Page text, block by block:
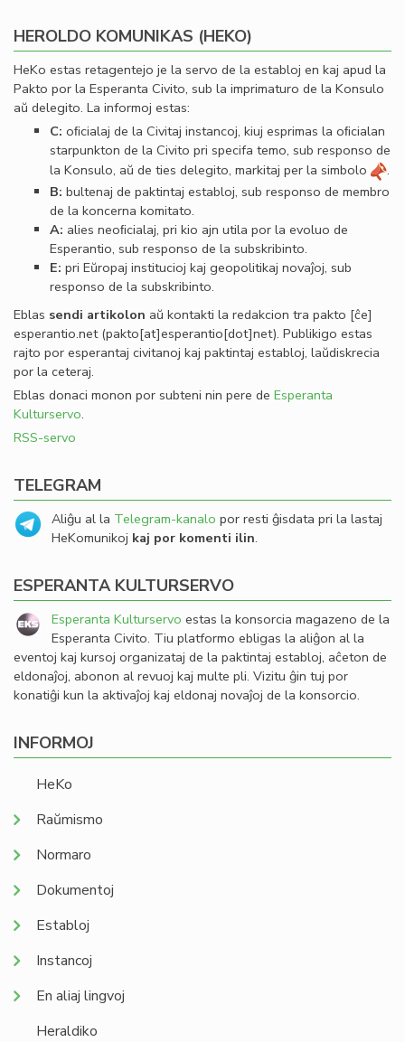
HEROLDO KOMUNIKAS (HEKO)
HeKo estas retagentejo je la servo de la establoj en kaj apud la
Pakto por la Esperanta Civito, sub la imprimaturo de la Konsulo
aŭ delegito. La informoj estas:
C: oﬁcialaj de la Civitaj instancoj, kiuj esprimas la oﬁcialan
starpunkton de la Civito pri specifa temo, sub responso de
la Konsulo, aŭ de ties delegito, markitaj per la simbolo
.
B: bultenaj de paktintaj establoj, sub responso de membro
de la koncerna komitato.
A: alies neoﬁcialaj, pri kio ajn utila por la evoluo de
Esperantio, sub responso de la subskribinto.
E: pri Eŭropaj institucioj kaj geopolitikaj novaĵoj, sub
responso de la subskribinto.
Eblas sendi artikolon aŭ kontakti la redakcion tra pakto [ĉe]
esperantio.net(pakto[at]esperantio[dot]net). Publikigo estas
rajto por esperantaj civitanoj kaj paktintaj establoj, laŭdiskrecia
por la ceteraj.
Eblas donaci monon por subteni nin pere de Esperanta
Kulturservo.
RSS-servo
TELEGRAM
Aliĝu al la Telegram-kanalo por resti ĝisdata pri la lastaj
HeKomunikoj kaj por komenti ilin.
ESPERANTA KULTURSERVO
Esperanta Kulturservo estas la konsorcia magazeno de la
Esperanta Civito. Tiu platformo ebligas la aliĝon al la
eventoj kaj kursoj organizataj de la paktintaj establoj, aĉeton de
eldonaĵoj, abonon al revuoj kaj multe pli. Vizitu ĝin tuj por
konatiĝi kun la aktivaĵoj kaj eldonaj novaĵoj de la konsorcio.
INFORMOJ
HeKo
Raŭmismo
Normaro
Dokumentoj
Establoj
Instancoj
En aliaj lingvoj
Heraldiko